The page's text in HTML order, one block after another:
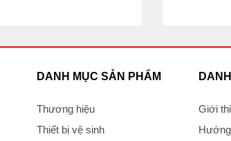
DANH MỤC SẢN PHẨM
Thương hiệu
Thiết bị vệ sinh
Giới